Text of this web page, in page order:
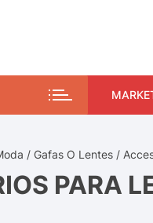
/ Gafas O Lentes /
PARA